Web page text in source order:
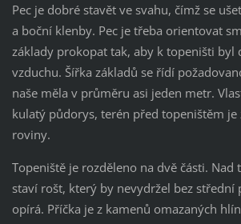
Pec je dobré stavět ve svahu, čímž se
a boční klenby. Pec je třeba orientovat
základy prokopat tak, aby k topeništi byl
vzduchu. Šířka základů se řídí
naše měla v průměru asi jeden metr.
kulatý půdorys, terén před topeništěm je
roviny.
Topeniště je rozděleno na dvě části. Nad
staví rošt, který by nevydržel bez střední
opírá. Příčka je z kamenů omazaných